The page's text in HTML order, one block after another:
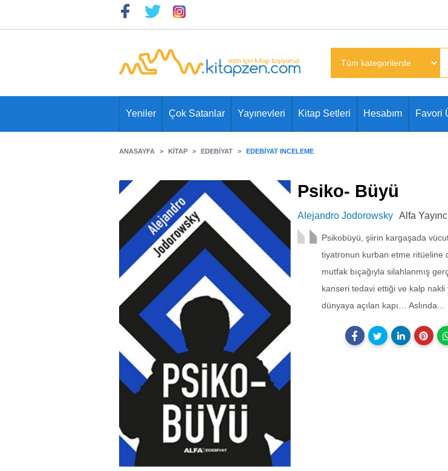
Yeniler Çok Satanlar Yayınevleri Kitap Setleri Hesabım Favori
ANASAYFA KITAP EDEBIYAT EDEBIYAT INCELEME
Psiko- Büyü
Alejandro Jodorowsky Alfa
Psikobüyü, şiirin kargaşada
tiyatronun kurban etme ritüeline
mutfak bıçağıyla silahlanmış
kanseri tedavi ettiği ve kalp nakli
dünyaya açılan kapı… Aslında...